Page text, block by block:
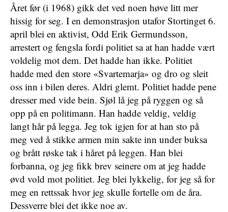
Året før (i 1968) gikk det ved noen høve litt mer
hissig for seg. I en demonstrasjon utafor Stortinget 6.
april blei en aktivist, Odd Erik Germundsson,
arrestert og fengsla fordi politiet sa at han hadde vært
voldelig mot dem. Det hadde han ikke. Politiet
hadde med den store «Svartemarja» og dro og sleit
oss inn i bilen deres. Aldri glemt. Politiet hadde pene
dresser med vide bein. Sjøl lå jeg på ryggen og så
opp på en politimann. Han hadde veldig, veldig
langt hår på legga. Jeg tok igjen for at han sto på
meg ved å stikke armen min sakte inn under buksa
og brått røske tak i håret på leggen. Han blei
forbanna, og jeg fikk brev seinere om at jeg hadde
øvd vold mot politiet. Jeg blei lykkelig, for jeg så for
meg en rettssak hvor jeg skulle fortelle om de åra.
Dessverre blei det ikke noe av.